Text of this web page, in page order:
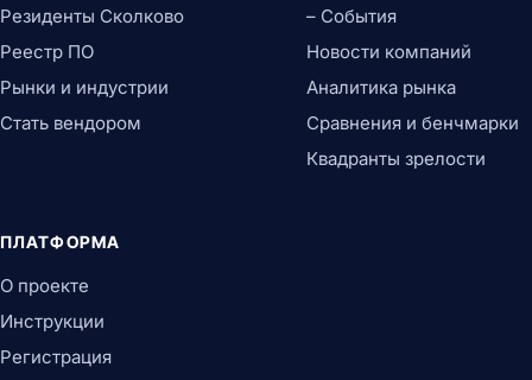
Резиденты Сколково
Реестр ПО
Рынки и индустрии
Стать вендором
– События
Новости компаний
Аналитика рынка
Сравнения и бенчмарки
Квадранты зрелости
ПЛАТФОРМА
О проекте
Инструкции
Регистрация